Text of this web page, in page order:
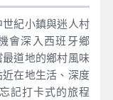
紀小鎮與迷人村
會深入西班牙鄉
道地的鄉村風味
在地生活、深度
記打卡式的旅程